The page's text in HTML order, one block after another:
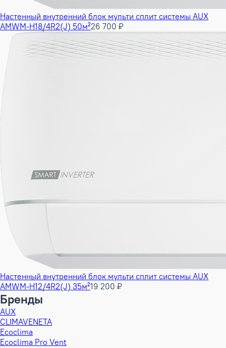
Настенный внутренний блок мульти сплит системы AUX
AMWM-H18/4R2(J) 50м²26 700 ₽
Настенный внутренний блок мульти сплит системы AUX
AMWM-H12/4R2(J) 35м²19 200 ₽
Бренды
AUX
CLIMAVENETA
Ecoclima
Ecoclima Pro Vent